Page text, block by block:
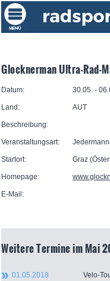
Glocknerman Ultra-Rad-
Datum: 30.05. -
Land: AUT
Beschreibung:
Veranstaltungsart:
Startort: Graz
Homepage:
E-Mail:
Weitere Termine im Mai
01.05.2018 Velo-